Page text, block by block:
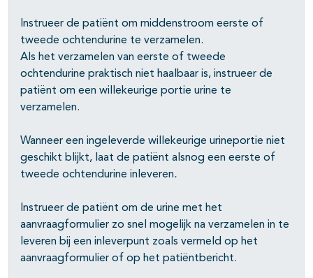
Instrueer de patiënt om middenstroom eerste of
tweede ochtendurine te verzamelen.
Als het verzamelen van eerste of tweede
ochtendurine praktisch niet haalbaar is, instrueer de
patiënt om een willekeurige portie urine te
verzamelen.
Wanneer een ingeleverde willekeurige urineportie niet
geschikt blijkt, laat de patiënt alsnog een eerste of
tweede ochtendurine inleveren.
Instrueer de patiënt om de urine met het
aanvraagformulier zo snel mogelijk na verzamelen in te
leveren bij een inleverpunt zoals vermeld op het
aanvraagformulier of op het patiëntbericht.